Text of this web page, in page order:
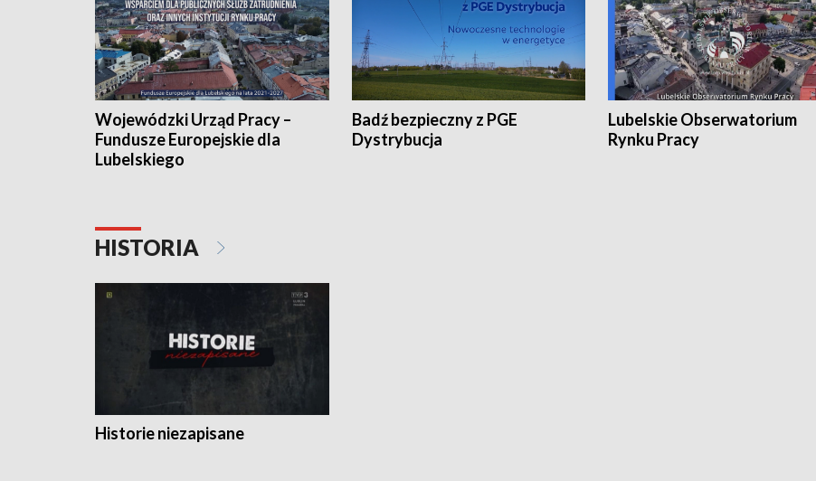
Wojewódzki Urząd Pracy –
Fundusze Europejskie dla
Lubelskiego
Badź bezpieczny z PGE
Dystrybucja
Lubelskie Obserwatorium
Rynku Pracy
HISTORIA
Historie niezapisane